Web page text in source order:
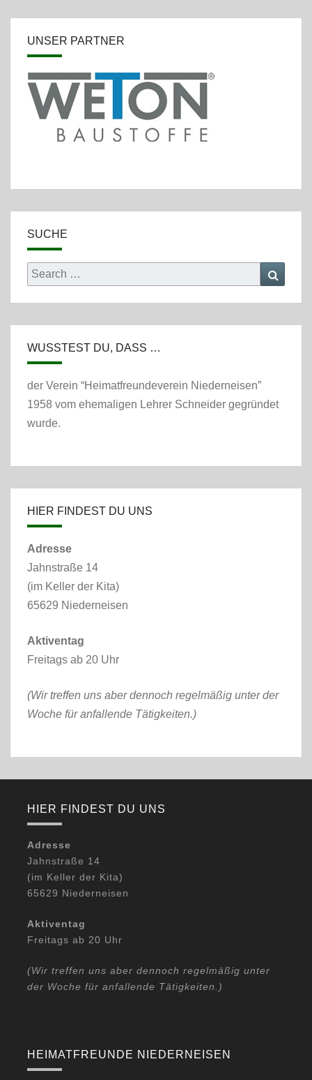
UNSER PARTNER
SUCHE
Search
for:
WUSSTEST DU, DASS …
der Verein “Heimatfreundeverein Niederneisen”
1958 vom ehemaligen Lehrer Schneider gegründet
wurde.
HIER FINDEST DU UNS
Adresse
Jahnstraße 14
(im Keller der Kita)
65629 Niederneisen
Aktiventag
Freitags ab 20 Uhr
(Wir treffen uns aber dennoch regelmäßig unter der
Woche für anfallende Tätigkeiten.)
HIER FINDEST DU UNS
Adresse
Jahnstraße 14
(im Keller der Kita)
65629 Niederneisen
Aktiventag
Freitags ab 20 Uhr
(Wir treffen uns aber dennoch regelmäßig unter
der Woche für anfallende Tätigkeiten.)
HEIMATFREUNDE NIEDERNEISEN